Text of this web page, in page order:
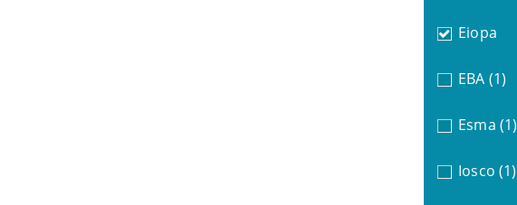
Eiopa
EBA (1)
Esma (1)
Iosco (1)